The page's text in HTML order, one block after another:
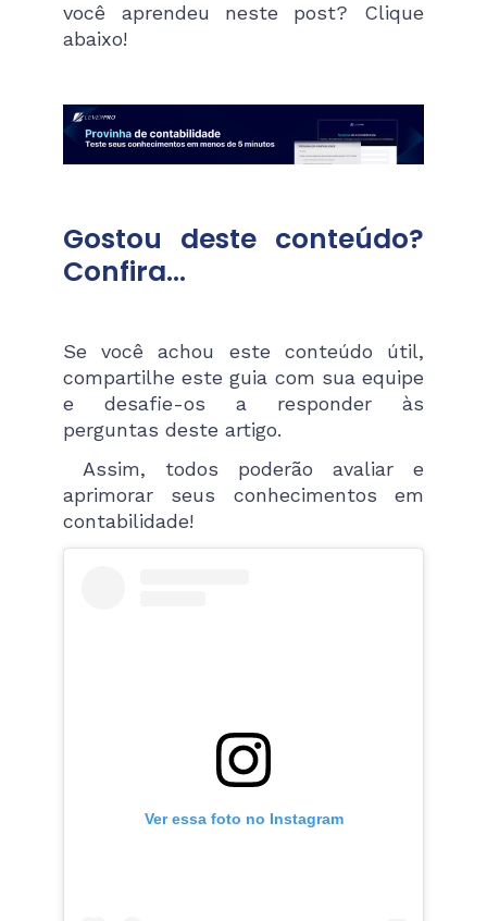
você aprendeu neste post? Clique
abaixo!
Gostou deste conteúdo?
Confira…
Se você achou este conteúdo útil,
compartilhe este guia com sua equipe
e desafie-os a responder às
perguntas deste artigo.
Assim, todos poderão avaliar e
aprimorar seus conhecimentos em
contabilidade!
Ver essa foto no Instagram